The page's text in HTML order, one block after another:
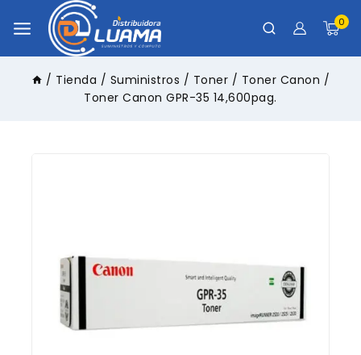
0
/ Tienda / Suministros / Toner / Toner Canon /
Toner Canon GPR-35 14,600pag.